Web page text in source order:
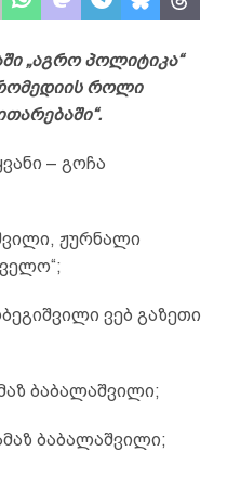
„აგრო პოლიტიკა“
როლი
– გოჩა
ჟურნალი
ვებ გაზეთი
ბაბალაშვილი;
ბაბალაშვილი;